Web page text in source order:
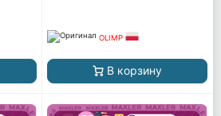
OLIMP
В корзину